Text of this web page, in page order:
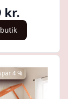
kr.
4 %